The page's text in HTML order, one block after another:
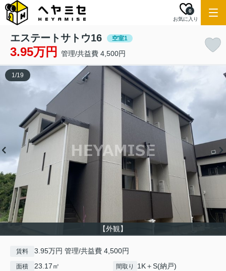
お気に入り
0
エステートサトウ16 空室1
3.95万円 管理/共益費 4,500円
【外観】
1/19
賃料 3.95万円 管理/共益費 4,500円
面積 23.17㎡ 間取り 1K＋S(納戸)